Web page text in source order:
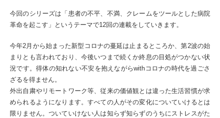
今回のシリーズは「患者の不平、不満、クレームをツールとした病院
革命を起こす」というテーマで12回の連載をしていきます。
今年2月から始まった新型コロナの蔓延は止まるところか、第2波の始
まりとも言われており、今後いつまで続くか終息の目処がつかない状
況です。得体の知れない不安を抱えながらwithコロナの時代を過ごさ
ざるを得ません。
外出自粛やリモートワーク等、従来の価値観とは違った生活習慣が求
められるようになります。すべての人がその変化についていけるとは
限りません。ついていけない人は知らず知らずのうちにストレスがた